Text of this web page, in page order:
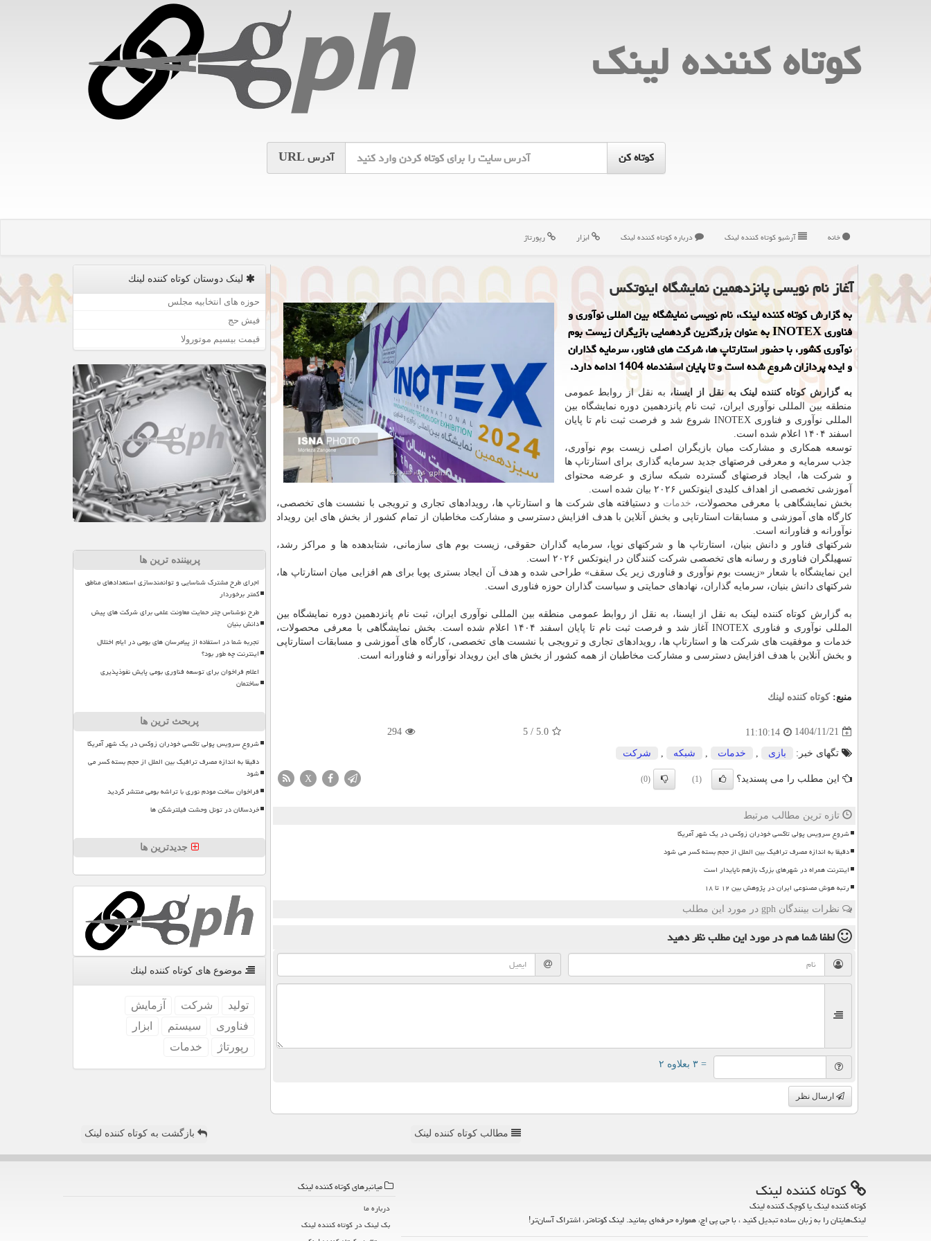
كوتاه كننده لینك
آدرسURL
خانه آرشیو كوتاه كننده لینك درباره كوتاه كننده لینك ابزار رپورتاژ
آغاز نام نویسی پانزدهمین نمایشگاه اینوتکس
به گزارش کوتاه کننده لینک، نام نویسی نمایشگاه بین المللی نوآوری و
فناوری INOTEX به عنوان بزرگترین گردهمایی بازیگران زیست بوم
نوآوری کشور، با حضور استارتاپ ها، شرکت های فناور، سرمایه گذاران
و ایده پردازان شروع شده است و تا پایان اسفندماه 1404 ادامه دارد.
به گزارش کوتاه کننده لینک به نقل از ایسنا، به نقل از روابط عمومی
منطقه بین المللی نوآوری ایران، ثبت نام پانزدهمین دوره نمایشگاه بین
المللی نوآوری و فناوری INOTEX شروع شد و فرصت ثبت نام تا پایان
اسفند ۱۴۰۴ اعلام شده است.
توسعه همکاری و مشارکت میان بازیگران اصلی زیست بوم نوآوری،
جذب سرمایه و معرفی فرصتهای جدید سرمایه گذاری برای استارتاپ ها
و شرکت ها، ایجاد فرصتهای گسترده شبکه سازی و عرضه محتوای
آموزشی تخصصی از اهداف کلیدی اینوتکس ۲۰۲۶ بیان شده است.
بخش نمایشگاهی با معرفی محصولات، خدمات و دستیافته های شرکت ها و استارتاپ ها، رویدادهای تجاری و ترویجی با نشست های تخصصی،
کارگاه های آموزشی و مسابقات استارتاپی و بخش آنلاین با هدف افزایش دسترسی و مشارکت مخاطبان از تمام کشور از بخش های این رویداد
نوآورانه و فناورانه است.
شرکتهای فناور و دانش بنیان، استارتاپ ها و شرکتهای نوپا، سرمایه گذاران حقوقی، زیست بوم های سازمانی، شتابدهده ها و مراکز رشد،
تسهیلگران فناوری و رسانه های تخصصی شرکت کنندگان در اینوتکس ۲۰۲۶ است.
این نمایشگاه با شعار «زیست بوم نوآوری و فناوری زیر یک سقف» طراحی شده و هدف آن ایجاد بستری پویا برای هم افزایی میان استارتاپ ها،
شرکتهای دانش بنیان، سرمایه گذاران، نهادهای حمایتی و سیاست گذاران حوزه فناوری است.
به گزارش کوتاه کننده لینک به نقل از ایسنا، به نقل از روابط عمومی منطقه بین المللی نوآوری ایران، ثبت نام پانزدهمین دوره نمایشگاه بین
المللی نوآوری و فناوری INOTEX آغاز شد و فرصت ثبت نام تا پایان اسفند ۱۴۰۴ اعلام شده است. بخش نمایشگاهی با معرفی محصولات،
خدمات و موفقیت های شرکت ها و استارتاپ ها، رویدادهای تجاری و ترویجی با نشست های تخصصی، کارگاه های آموزشی و مسابقات استارتاپی
و بخش آنلاین با هدف افزایش دسترسی و مشارکت مخاطبان از همه کشور از بخش های این رویداد نوآورانه و فناورانه است.
منبع: كوتاه كننده لینك
1404/11/21
11:10:14
5.0
/
5
294
تگهای خبر: بازی خدمات شبكه شركت
این مطلب را می پسندید؟ (1)
(0)
X
تازه ترین مطالب مرتبط
شروع سرویس پولی تاکسی خودران زوکس در یک شهر آمریکا
دقیقا به اندازه مصرف ترافیک بین الملل از حجم بسته کسر می شود
اینترنت همراه در شهرهای بزرگ بازهم ناپایدار است
رتبه هوش مصنوعی ایران در پژوهش بین ۱۲ تا ۱۸
نظرات بینندگان gph در مورد این مطلب
لطفا شما همدر مورد این مطلبنظر دهید
= ۳ بعلاوه ۲
ارسال نظر
لینک دوستان كوتاه كننده لینك
حوزه های انتخابیه مجلس
فیش حج
قیمت بیسیم موتورولا
پربیننده ترین ها
اجرای طرح مشترک شناسایی و توانمندسازی استعدادهای مناطق
کمتر برخوردار
طرح نوشناس چتر حمایت معاونت علمی برای شرکت های پیش
دانش بنیان
تجربه شما در استفاده از پیامرسان های بومی در ایام اختلال
اینترنت چه طور بود؟
اعلام فراخوان برای توسعه فناوری بومی پایش نفوذپذیری
ساختمان
پربحث ترین ها
شروع سرویس پولی تاکسی خودران زوکس در یک شهر آمریکا
دقیقا به اندازه مصرف ترافیک بین الملل از حجم بسته کسر می
شود
فراخوان ساخت مودم نوری با تراشه بومی منتشر گردید
خردسالان در تونل وحشت فیلترشکن ها
جدیدترین ها
موضوع های كوتاه كننده لینك
تولید شركت
آزمایش
فناوری
سیستم
ابزار
رپورتاژ
خدمات
مطالب کوتاه کننده لینک بازگشت به کوتاه کننده لینک
كوتاه كننده لینك
کوتاه کننده لینک یا کوچک کننده لینک
لینک‌هایتان را به زبان ساده تبدیل کنید ، با جی پی اچ، همواره حرفه‌ای بمانید. لینک کوتاه‌تر، اشتراک آسان‌تر!
میانبرهای كوتاه كننده لینك
درباره ما
بک لینک در كوتاه كننده لینك